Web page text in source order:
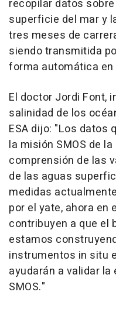
recopilar datos
superficie del mar y
tres meses de
siendo transmitida
forma automática
El doctor Jordi Font,
salinidad de los
ESA dijo: "Los datos
la misión SMOS de
comprensión de las
de las aguas
medidas
por el yate, ahora en
contribuyen a que el
estamos
instrumentos in situ
ayudarán a validar
SMOS."